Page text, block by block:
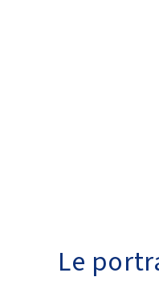
Le